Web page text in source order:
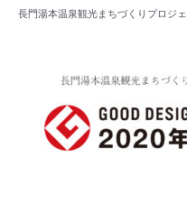
長門湯本温泉観光まちづくりプロジ